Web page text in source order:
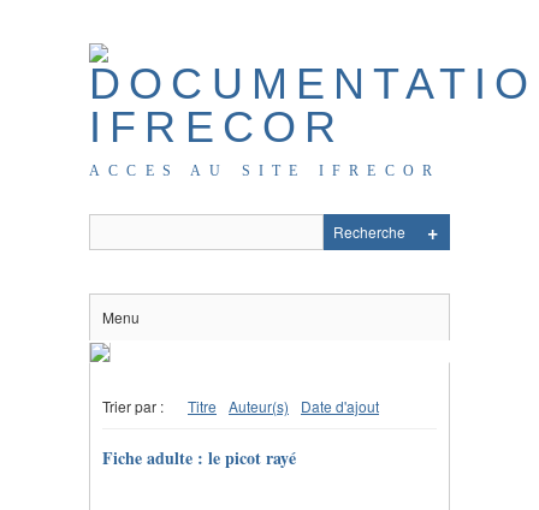
ACCES AU SITE IFRECOR
Menu
Trier par : Titre Auteur(s) Date d'ajout
Fiche adulte : le picot rayé